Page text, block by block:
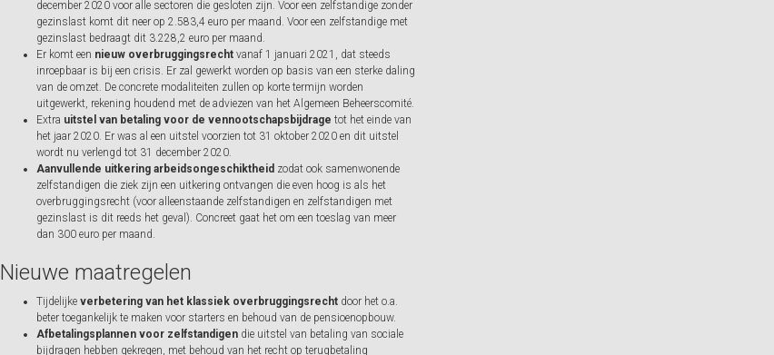
december 2020 voor alle sectoren die gesloten zijn. Voor een zelfstandige zonder
gezinslast komt dit neer op 2.583,4 euro per maand. Voor een zelfstandige met
gezinslast bedraagt dit 3.228,2 euro per maand.
Er komt een nieuw overbruggingsrecht vanaf 1 januari 2021, dat steeds
inroepbaar is bij een crisis. Er zal gewerkt worden op basis van een sterke daling
van de omzet. De concrete modaliteiten zullen op korte termijn worden
uitgewerkt, rekening houdend met de adviezen van het Algemeen Beheerscomité.
Extra uitstel van betaling voor de vennootschapsbijdrage tot het einde van
het jaar 2020. Er was al een uitstel voorzien tot 31 oktober 2020 en dit uitstel
wordt nu verlengd tot 31 december 2020.
Aanvullende uitkering arbeidsongeschiktheid zodat ook samenwonende
zelfstandigen die ziek zijn een uitkering ontvangen die even hoog is als het
overbruggingsrecht (voor alleenstaande zelfstandigen en zelfstandigen met
gezinslast is dit reeds het geval). Concreet gaat het om een toeslag van meer
dan 300 euro per maand.
Nieuwe maatregelen
Tijdelijke verbetering van het klassiek overbruggingsrecht door het o.a.
beter toegankelijk te maken voor starters en behoud van de pensioenopbouw.
Afbetalingsplannen voor zelfstandigen die uitstel van betaling van sociale
bijdragen hebben gekregen, met behoud van het recht op terugbetaling